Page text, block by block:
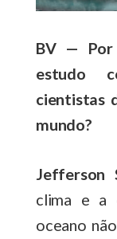
BV — Por
estudo
cientistas
mundo?
Jefferson
clima e a
oceano